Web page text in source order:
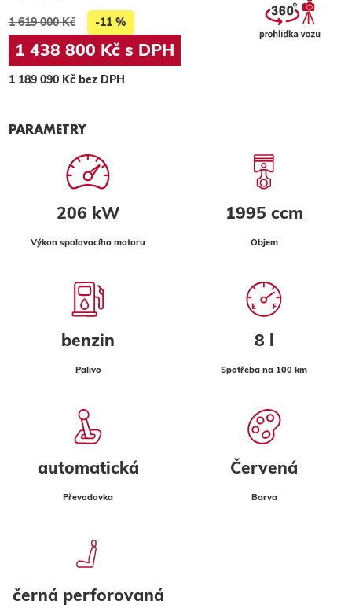
1 619 000 Kč -11 %
1 438 800 Kč s DPH
1 189 090 Kč bez DPH
PARAMETRY
206 kW
Výkon spalovacího motoru
1995 ccm
Objem
benzin
Palivo
8 l
Spotřeba na 100 km
automatická
Převodovka
Červená
Barva
černá perforovaná